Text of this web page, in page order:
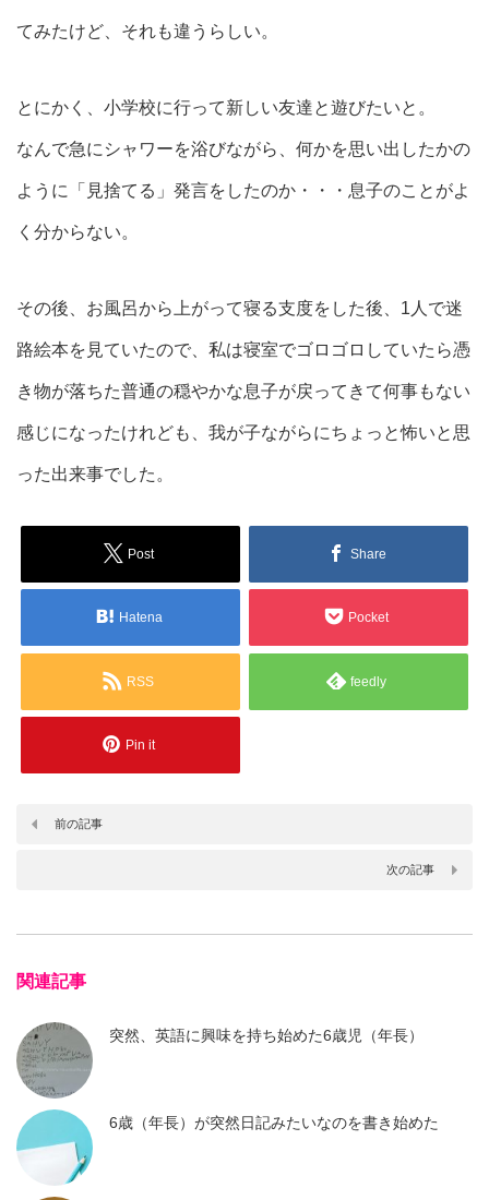
てみたけど、それも違うらしい。
とにかく、小学校に行って新しい友達と遊びたいと。
なんで急にシャワーを浴びながら、何かを思い出したかの
ように「見捨てる」発言をしたのか・・・息子のことがよ
く分からない。
その後、お風呂から上がって寝る支度をした後、1人で迷
路絵本を見ていたので、私は寝室でゴロゴロしていたら憑
き物が落ちた普通の穏やかな息子が戻ってきて何事もない
感じになったけれども、我が子ながらにちょっと怖いと思
った出来事でした。
Post Share
Hatena Pocket
RSS feedly
Pin it
前の記事
次の記事
関連記事
突然、英語に興味を持ち始めた6歳児（年長）
6歳（年長）が突然日記みたいなのを書き始めた